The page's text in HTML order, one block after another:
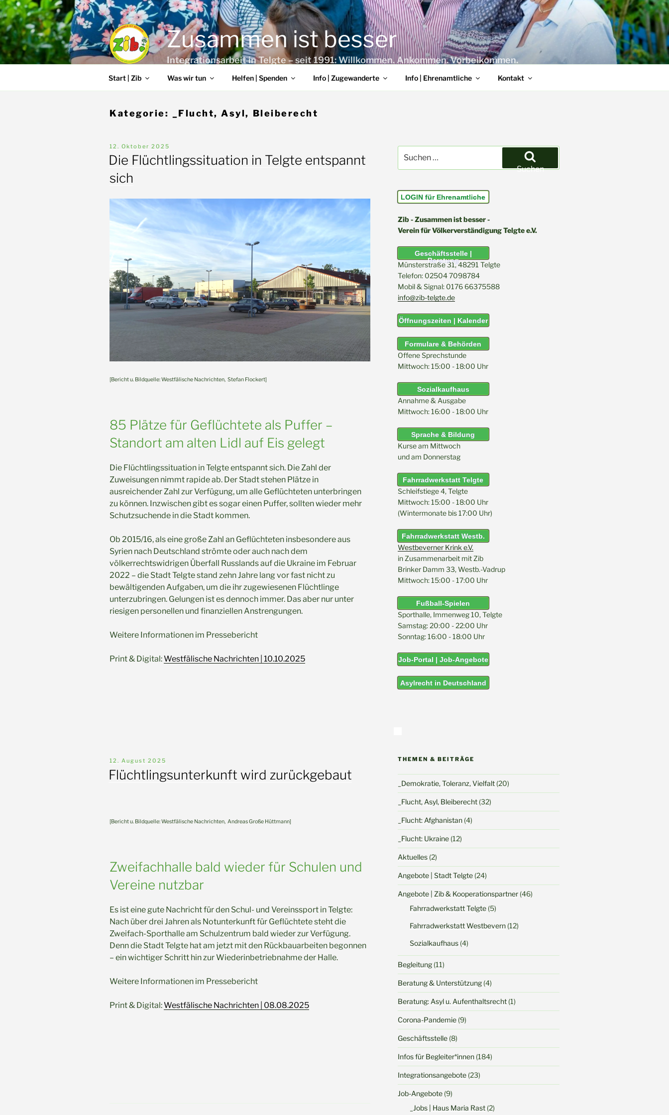
Zum
Inhalt
springen
Zusammen ist besser
Integrationsarbeit in Telgte – seit 1991: Willkommen. Ankommen. Vorbeikommen.
Start | Zib Was wir tun Helfen | Spenden Info | Zugewanderte Info | Ehrenamtliche Kontakt
Kategorie: _Flucht, Asyl, Bleiberecht
Veröffentlicht
am
12. Oktober 2025
Die Flüchtlingssituation in Telgte entspannt
sich
[Bericht u. Bildquelle: Westfälische Nachrichten, Stefan Flockert]
85 Plätze für Geflüchtete als Puffer –
Standort am alten Lidl auf Eis gelegt
Die Flüchtlingssituation in Telgte entspannt sich. Die Zahl der
Zuweisungen nimmt rapide ab. Der Stadt stehen Plätze in
ausreichender Zahl zur Verfügung, um alle Geflüchteten unterbringen
zu können. Inzwischen gibt es sogar einen Puffer, sollten wieder mehr
Schutzsuchende in die Stadt kommen.
Ob 2015/16, als eine große Zahl an Geflüchteten insbesondere aus
Syrien nach Deutschland strömte oder auch nach dem
völkerrechtswidrigen Überfall Russlands auf die Ukraine im Februar
2022 – die Stadt Telgte stand zehn Jahre lang vor fast nicht zu
bewältigenden Aufgaben, um die ihr zugewiesenen Flüchtlinge
unterzubringen. Gelungen ist es dennoch immer. Das aber nur unter
riesigen personellen und finanziellen Anstrengungen.
Weitere Informationen im Pressebericht
Print & Digital:Westfälische Nachrichten | 10.10.2025
Veröffentlicht
am
12. August 2025
Flüchtlingsunterkunft wird zurückgebaut
[Bericht u. Bildquelle: Westfälische Nachrichten, Andreas Große Hüttmann]
Zweifachhalle bald wieder für Schulen und
Vereine nutzbar
Es ist eine gute Nachricht für den Schul- und Vereinssport in Telgte:
Nach über drei Jahren als Notunterkunft für Geflüchtete steht die
Zweifach-Sporthalle am Schulzentrum bald wieder zur Verfügung.
Denn die Stadt Telgte hat am jetzt mit den Rückbauarbeiten begonnen
– ein wichtiger Schritt hin zur Wiederinbetriebnahme der Halle.
Weitere Informationen im Pressebericht
Print & Digital:Westfälische Nachrichten | 08.08.2025
nach:
Suchen
LOGIN für Ehrenamtliche
Zib - Zusammen ist besser -
Verein für Völkerverständigung Telgte e.V.
Geschäftsstelle |
Beratung
Münsterstraße 31, 48291 Telgte
Telefon: 02504 7098784
Mobil & Signal: 0176 66375588
info@zib-telgte.de
Öffnungszeiten | Kalender
Formulare & Behörden
Offene Sprechstunde
Mittwoch: 15:00 - 18:00 Uhr
Sozialkaufhaus
Annahme & Ausgabe
Mittwoch: 16:00 - 18:00 Uhr
Sprache & Bildung
Kurse am Mittwoch
und am Donnerstag
Fahrradwerkstatt Telgte
Schleifstiege 4, Telgte
Mittwoch: 15:00 - 18:00 Uhr
(Wintermonate bis 17:00 Uhr)
Fahrradwerkstatt Westb.
Westbeverner Krink e.V.
in Zusammenarbeit mit Zib
Brinker Damm 33, Westb.-Vadrup
Mittwoch: 15:00 - 17:00 Uhr
Fußball-Spielen
Sporthalle, Immenweg 10, Telgte
Samstag: 20:00 - 22:00 Uhr
Sonntag: 16:00 - 18:00 Uhr
Job-Portal | Job-Angebote
Asylrecht in Deutschland
THEMEN & BEITRÄGE
_Demokratie, Toleranz, Vielfalt(20)
_Flucht, Asyl, Bleiberecht(32)
_Flucht: Afghanistan(4)
_Flucht: Ukraine(12)
Aktuelles(2)
Angebote | Stadt Telgte(24)
Angebote | Zib & Kooperationspartner(46)
Fahrradwerkstatt Telgte(5)
Fahrradwerkstatt Westbevern(12)
Sozialkaufhaus(4)
Begleitung(11)
Beratung & Unterstützung(4)
Beratung: Asyl u. Aufenthaltsrecht(1)
Corona-Pandemie(9)
Geschäftsstelle(8)
Infos für Begleiter*innen(184)
Integrationsangebote(23)
Job-Angebote(9)
_Jobs | Haus Maria Rast(2)